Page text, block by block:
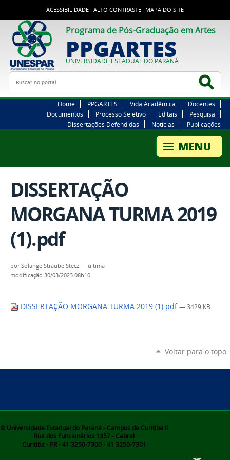
ACESSIBILIDADE ALTO CONTRASTE MAPA DO SITE
Programa de Pós-Graduação em Artes
PPGARTES
UNIVERSIDADE ESTADUAL DO PARANÁ
Buscar no portal
Home PPGARTES Vida Acadêmica
Docentes
Documentos
Processo Seletivo Editais
Pesquisa
Dissertações Defendidas
Notícias Publicações
DISSERTAÇÃO
MORGANA TURMA 2019
(1).pdf
porSolange Straube Stecz — última
modificação 30/03/2023 08h10
DISSERTAÇÃO MORGANA TURMA 2019 (1).pdf — 3429 KB
Voltar para o topo
© Universidade Estadual do Paraná - Campus de Curitiba II
Rua dos Funcionários 1357 - Cabral
Curitiba - PR - 41 3250-7300 - 41 3250-7301